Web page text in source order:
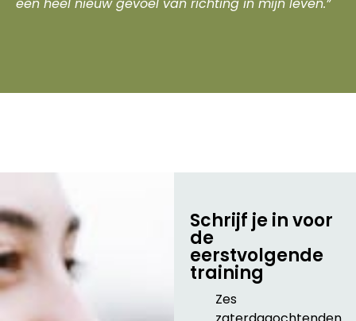
een heel nieuw gevoel van richting in mijn leven.”
Schrijf je in voor
de
eerstvolgende
training
Zes